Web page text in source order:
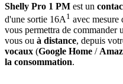
Shelly Pro 1 PM est un
d'une sortie 16A 1 avec mesure
vous permettra de commander
vous ou à distance, depuis
vocaux (Google Home /
la consommation.